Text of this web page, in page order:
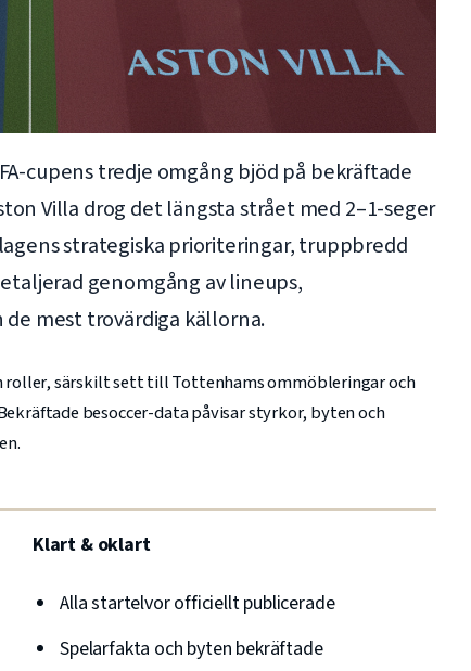
cupens tredje omgång bjöd på bekräftade
Villa drog det längsta strået med 2–1-seger
strategiska prioriteringar, truppbredd
genomgång av lineups,
mest trovärdiga källorna.
särskilt sett till Tottenhams ommöbleringar och
besoccer-data påvisar styrkor, byten och
Klart & oklart
Alla startelvor officiellt publicerade
Spelarfakta och byten bekräftade